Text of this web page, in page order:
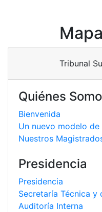
Tribunal
Quiénes
Bienvenida
Un nuevo modelo de
Nuestros
Presidencia
Presidencia
Secretaría Técnica y
Auditoría Interna